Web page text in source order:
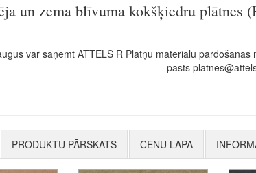
un zema blīvuma kokšķiedru plātnes
var saņemt ATTĒLS R Plātņu materiālu
pasts
PRODUKTU PĀRSKATS CENU LAPA